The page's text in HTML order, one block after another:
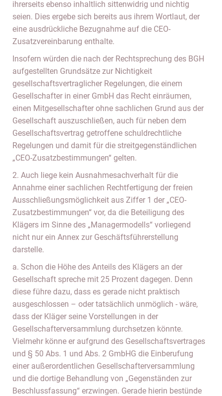
ihrerseits ebenso inhaltlich sittenwidrig und nichtig
seien. Dies ergebe sich bereits aus ihrem Wortlaut, der
eine ausdrückliche Bezugnahme auf die CEO-
Zusatzvereinbarung enthalte.
Insofern würden die nach der Rechtsprechung des BGH
aufgestellten Grundsätze zur Nichtigkeit
gesellschaftsvertraglicher Regelungen, die einem
Gesellschafter in einer GmbH das Recht einräumen,
einen Mitgesellschafter ohne sachlichen Grund aus der
Gesellschaft auszuschließen, auch für neben dem
Gesellschaftsvertrag getroffene schuldrechtliche
Regelungen und damit für die streitgegenständlichen
„CEO-Zusatzbestimmungen“ gelten.
2. Auch liege kein Ausnahmesachverhalt für die
Annahme einer sachlichen Rechtfertigung der freien
Ausschließungsmöglichkeit aus Ziffer 1 der „CEO-
Zusatzbestimmungen“ vor, da die Beteiligung des
Klägers im Sinne des „Managermodells“ vorliegend
nicht nur ein Annex zur Geschäftsführerstellung
darstelle.
a. Schon die Höhe des Anteils des Klägers an der
Gesellschaft spreche mit 25 Prozent dagegen. Denn
diese führe dazu, dass es gerade nicht praktisch
ausgeschlossen – oder tatsächlich unmöglich - wäre,
dass der Kläger seine Vorstellungen in der
Gesellschafterversammlung durchsetzen könnte.
Vielmehr könne er aufgrund des Gesellschaftsvertrages
und § 50 Abs. 1 und Abs. 2 GmbHG die Einberufung
einer außerordentlichen Gesellschafterversammlung
und die dortige Behandlung von „Gegenständen zur
Beschlussfassung“ erzwingen. Gerade hierin bestünde